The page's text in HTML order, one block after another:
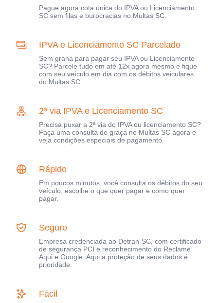
Pague agora cota única do IPVA ou Licenciamento
SC sem filas e burocracias no Multas SC.
IPVA e Licenciamento SC Parcelado
Sem grana para pagar seu IPVA ou Licenciamento
SC? Parcele tudo em até 12x agora mesmo e fique
com seu veículo em dia com os débitos veiculares
do Multas SC.
2ª via IPVA e Licenciamento SC
Precisa puxar a 2ª via do IPVA ou licenciamento SC?
Faça uma consulta de graça no Multas SC agora e
veja condições especiais de pagamento.
Rápido
Em poucos minutos, você consulta os débitos do seu
veículo, escolhe o que quer pagar e como quer
pagar.
Seguro
Empresa credenciada ao Detran-SC, com certificado
de segurança PCI e reconhecimento do Reclame
Aqui e Google. Aqui a proteção de seus dados é
prioridade.
Fácil